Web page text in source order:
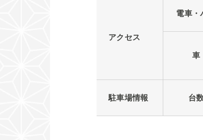
アクセス
電車・
車
駐車場情報 台